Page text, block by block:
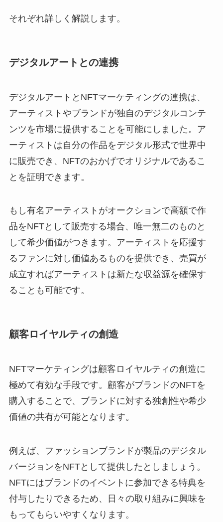
それぞれ詳しく解説します。
デジタルアートとの連携
デジタルアートとNFTマーケティングの連携は、
アーティストやブランドが独自のデジタルコンテ
ンツを市場に提供することを可能にしました。ア
ーティストは自分の作品をデジタル形式で世界中
に販売でき、NFTのおかげでオリジナルであるこ
とを証明できます。
もし有名アーティストがオークションで高額で作
品をNFTとして販売する場合、唯一無二のものと
して希少価値がつきます。アーティストを応援す
るファンに対し価値あるものを提供でき、売買が
成立すればアーティストは新たな収益源を確保す
ることも可能です。
顧客ロイヤルティの創造
NFTマーケティングは顧客ロイヤルティの創造に
極めて有効な手段です。顧客がブランドのNFTを
購入することで、ブランドに対する独創性や希少
価値の共有が可能となります。
例えば、ファッションブランドが製品のデジタル
バージョンをNFTとして提供したとしましょう。
NFTにはブランドのイベントに参加できる特典を
付与したりできるため、日々の取り組みに興味を
もってもらいやすくなります。